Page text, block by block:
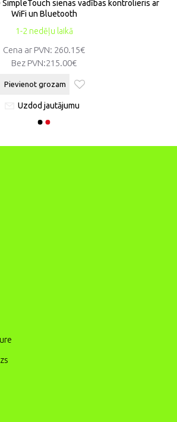
1-2 nedēļu laikā
SimpleTouch sienas vadības kontrolieris ar
WiFi un Bluetooth
Cena ar PVN: 260.15€
Bez PVN:215.00€
Pievienot grozam
Uzdod jautājumu